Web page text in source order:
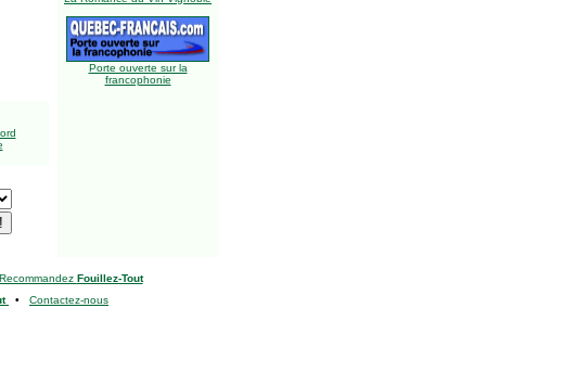
Porte ouverte sur la
francophonie
Recommandez Fouillez-Tout
• Contactez-nous